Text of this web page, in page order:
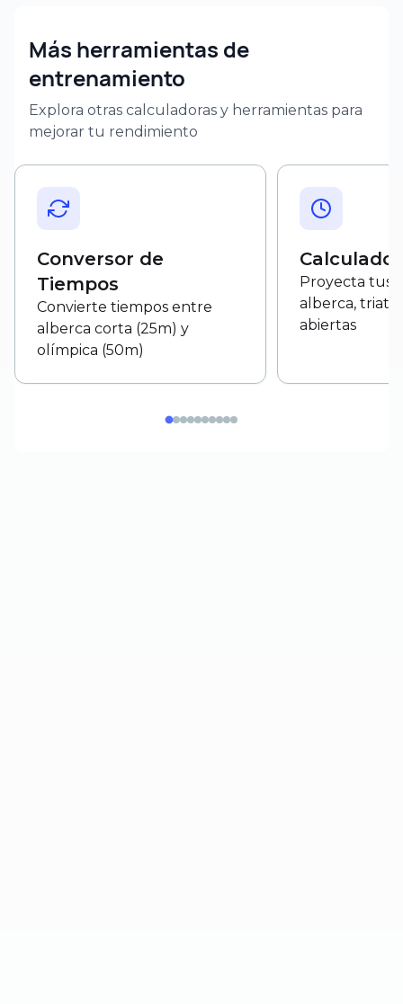
Más herramientas de
entrenamiento
Explora otras calculadoras y herramientas para
mejorar tu rendimiento
Conversor de
Tiempos
Convierte tiempos entre
alberca corta (25m) y
olímpica (50m)
Proyecta tus
alberca,
abiertas